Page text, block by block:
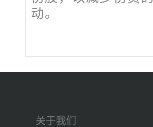
动。
关于我们